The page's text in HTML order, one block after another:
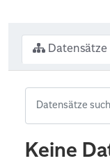
Datensätze
Keine